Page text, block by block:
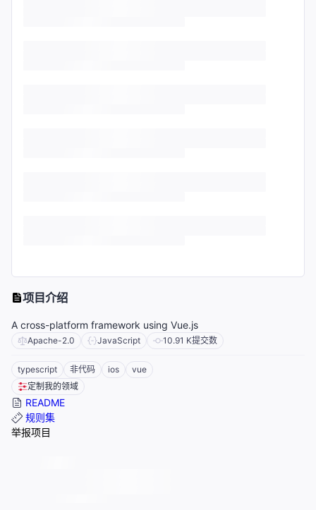
项目介绍
A cross-platform framework using Vue.js
Apache-2.0 JavaScript 10.91 K提交数
typescript 非代码 ios
vue
定制我的领域
README
规则集
举报项目